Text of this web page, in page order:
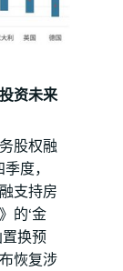
资未来
股权融
度，
支持房
的‘金
换预
恢复涉